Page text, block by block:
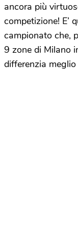
ancora più
competizione! E’
campionato che,
9 zone di Milano
differenzia